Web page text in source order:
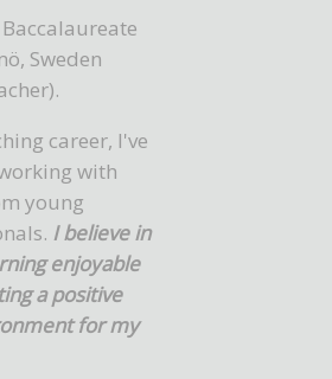
Sweden
career, I've
with
young
I believe in
enjoyable
a positive
for my